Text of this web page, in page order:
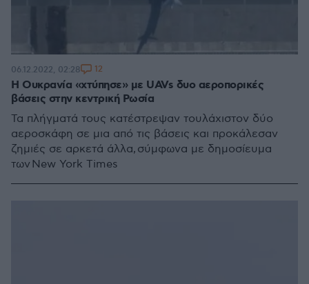
Η Ουκρανία «χτύπησε» με UAVs δυο αεροπορικές
βάσεις στην κεντρική Ρωσία
Τα πλήγματά τους κατέστρεψαν τουλάχιστον δύο
αεροσκάφη σε μια από τις βάσεις και προκάλεσαν
ζημιές σε αρκετά άλλα, σύμφωνα με δημοσίευμα
των New York Times
06.12.2022, 02:28 12